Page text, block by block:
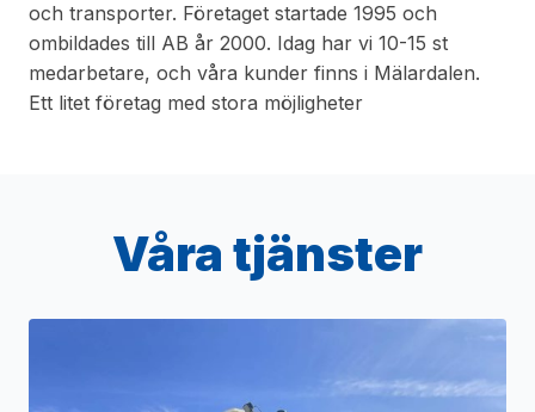
och transporter. Företaget startade 1995 och
ombildades till AB år 2000. Idag har vi 10-15 st
medarbetare, och våra kunder finns i Mälardalen.
Ett litet företag med stora möjligheter
Våra tjänster